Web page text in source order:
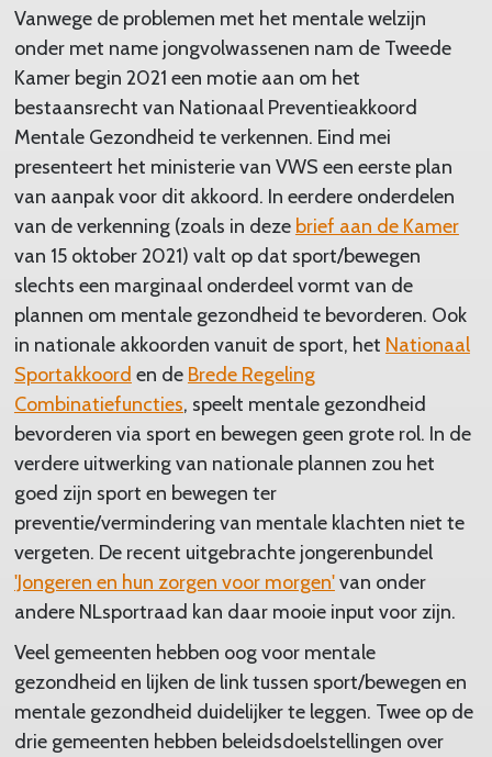
Vanwege de problemen met het mentale welzijn
onder met name jongvolwassenen nam de Tweede
Kamer begin 2021 een motie aan om het
bestaansrecht van Nationaal Preventieakkoord
Mentale Gezondheid te verkennen. Eind mei
presenteert het ministerie van VWS een eerste plan
van aanpak voor dit akkoord. In eerdere onderdelen
van de verkenning (zoals in deze brief aan de Kamer
van 15 oktober 2021) valt op dat sport/bewegen
slechts een marginaal onderdeel vormt van de
plannen om mentale gezondheid te bevorderen. Ook
in nationale akkoorden vanuit de sport, het Nationaal
Sportakkoord en de Brede Regeling
Combinatiefuncties, speelt mentale gezondheid
bevorderen via sport en bewegen geen grote rol. In de
verdere uitwerking van nationale plannen zou het
goed zijn sport en bewegen ter
preventie/vermindering van mentale klachten niet te
vergeten. De recent uitgebrachte jongerenbundel
'Jongeren en hun zorgen voor morgen'van onder
andere NLsportraad kan daar mooie input voor zijn.
Veel gemeenten hebben oog voor mentale
gezondheid en lijken de link tussen sport/bewegen en
mentale gezondheid duidelijker te leggen. Twee op de
drie gemeenten hebben beleidsdoelstellingen over